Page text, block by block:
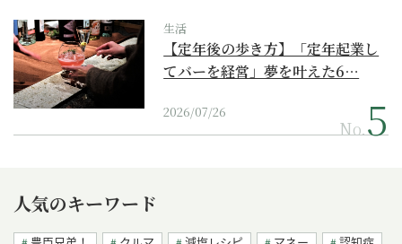
生活
【定年後の歩き方】「定年起業し
てバーを経営」夢を叶えた6…
2026/07/26
No.
人気のキーワード